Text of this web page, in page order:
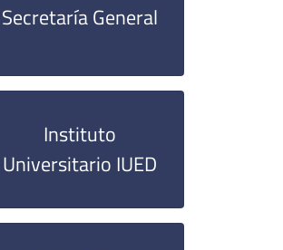
Secretaría General
Instituto
Universitario IUED